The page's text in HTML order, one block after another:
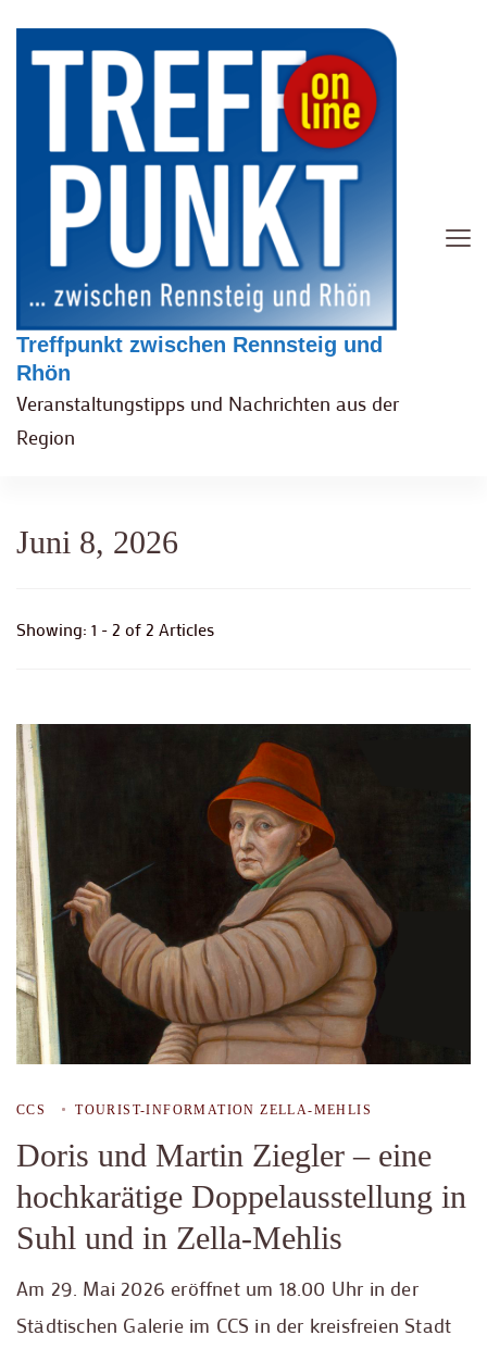
Treffpunkt zwischen Rennsteig und
Rhön
Veranstaltungstipps und Nachrichten aus der
Region
Juni 8, 2026
Showing: 1 - 2 of 2 Articles
CCS TOURIST-INFORMATION ZELLA-MEHLIS
Doris und Martin Ziegler – eine
hochkarätige Doppelausstellung in
Suhl und in Zella-Mehlis
Am 29. Mai 2026 eröffnet um 18.00 Uhr in der
Städtischen Galerie im CCS in der kreisfreien Stadt